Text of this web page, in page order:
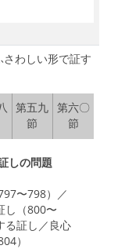
わしい形で証す
第五九
節
第六〇
節
しの問題
〜798）／
し（800〜
証し／良心
）